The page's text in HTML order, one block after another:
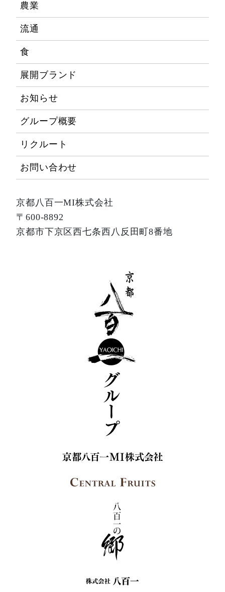
農業
流通
食
展開ブランド
お知らせ
グループ概要
リクルート
お問い合わせ
京都八百一MI株式会社
〒600-8892
京都市下京区西七条西八反田町8番地